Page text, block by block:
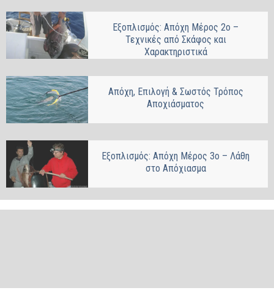
Εξοπλισμός: Απόχη Μέρος 2ο –
Τεχνικές από Σκάφος και
Χαρακτηριστικά
Απόχη, Επιλογή & Σωστός Τρόπος
Αποχιάσματος
Εξοπλισμός: Απόχη Μέρος 3ο – Λάθη
στο Απόχιασμα